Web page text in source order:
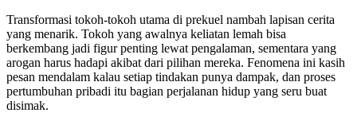
Transformasi tokoh-tokoh utama di prekuel nambah lapisan cerita
yang menarik. Tokoh yang awalnya keliatan lemah bisa
berkembang jadi figur penting lewat pengalaman, sementara yang
arogan harus hadapi akibat dari pilihan mereka. Fenomena ini kasih
pesan mendalam kalau setiap tindakan punya dampak, dan proses
pertumbuhan pribadi itu bagian perjalanan hidup yang seru buat
disimak.